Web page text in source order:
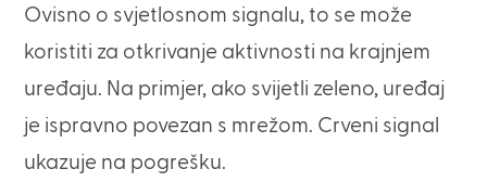
Ovisno o svjetlosnom signalu, to se može
koristiti za otkrivanje aktivnosti na krajnjem
uređaju. Na primjer, ako svijetli zeleno, uređaj
je ispravno povezan s mrežom. Crveni signal
ukazuje na pogrešku.